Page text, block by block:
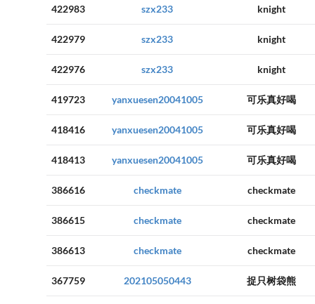
422983 szx233 knight
422979 szx233 knight
422976 szx233 knight
419723 yanxuesen20041005 可乐真好喝
418416 yanxuesen20041005 可乐真好喝
418413 yanxuesen20041005 可乐真好喝
386616 checkmate checkmate
386615 checkmate checkmate
386613 checkmate checkmate
367759 202105050443 捉只树袋熊